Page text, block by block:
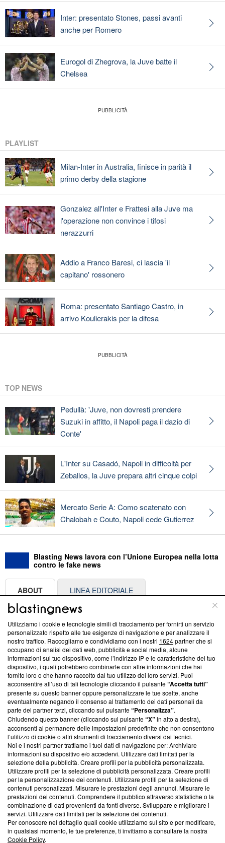
Inter: presentato Stones, passi avanti
anche per Romero
Eurogol di Zhegrova, la Juve batte il
Chelsea
PLAYLIST
Milan-Inter in Australia, finisce in parità il
primo derby della stagione
Gonzalez all'Inter e Frattesi alla Juve ma
l'operazione non convince i tifosi
nerazzurri
Addio a Franco Baresi, ci lascia 'il
capitano' rossonero
Roma: presentato Santiago Castro, in
arrivo Koulierakis per la difesa
TOP NEWS
Pedullà: 'Juve, non dovresti prendere
Suzuki in affitto, il Napoli paga il dazio di
Conte'
L'Inter su Casadó, Napoli in difficoltà per
Zeballos, la Juve prepara altri cinque colpi
Mercato Serie A: Como scatenato con
Chalobah e Couto, Napoli cede Gutierrez
Blasting News lavora con l’Unione Europea nella lotta
contro le fake news
ABOUT LINEA EDITORIALE
Questa sezione offre informazioni trasparenti su Blasting
News, sui nostri processi editoriali e su come ci impegniamo a
creare news di qualità. Inoltre, afferma la nostra aderenza a
‘Trust Project - News with Integrity’Blasting News non è
ancora membro del programma, ma ha richiesto di farne
parte; Trust Project non ha ancora effettuato una verifica di
conformità agli standard.
Su di noi
Team editoriale
Corporate
Redazione
Informativa Privacy
Cookie Policy
Blasting SA, IDI CHE-247.845.224, Via Carlo Frasca, 3 - 6900
Lugano (Svizzera) Tel:+39 0690258937
© 2026 Blasting News
Utilizziamo i cookie e tecnologie simili di tracciamento per fornirti un servizio
personalizzato rispetto alle tue esigenze di navigazione e per analizzare il
nostro traffico. Raccogliamo e condividiamo con i nostri 1624partner che si
occupano di analisi dei dati web, pubblicità e social media, alcune
informazioni sul tuo dispositivo, come l’indirizzo IP e le caratteristiche del tuo
dispositivo, i quali potrebbero combinarle con altre informazioni che hai
fornito loro o che hanno raccolto dal tuo utilizzo dei loro servizi. Puoi
acconsentire all’uso di tali tecnologie cliccando il pulsante“Accetta tutti”
presente su questo banner oppure personalizzare le tue scelte, anche
eventualmente negando il consenso al trattamento dei dati personali da
parte dei partner terzi, cliccando sul pulsante“Personalizza”.
Chiudendo questo banner (cliccando sul pulsante“X”in alto a destra),
acconsenti al permanere delle impostazioni predefinite che non consentono
l’utilizzo di cookie o altri strumenti di tracciamento diversi dai tecnici.
Noi e i nostri partner trattiamo i tuoi dati di navigazione per: Archiviare
informazioni su dispositivo e/o accedervi. Utilizzare dati limitati per la
selezione della pubblicità. Creare profili per la pubblicità personalizzata.
Utilizzare profili per la selezione di pubblicità personalizzata. Creare profili
per la personalizzazione dei contenuti. Utilizzare profili per la selezione di
contenuti personalizzati. Misurare le prestazioni degli annunci. Misurare le
prestazioni dei contenuti. Comprendere il pubblico attraverso statistiche o la
combinazione di dati provenienti da fonti diverse. Sviluppare e migliorare i
servizi. Utilizzare dati limitati per la selezione dei contenuti.
Per conoscere nel dettaglio quali cookie utilizziamo sul sito e per modificare,
in qualsiasi momento, le tue preferenze, ti invitiamo a consultare la nostra
Cookie Policy.